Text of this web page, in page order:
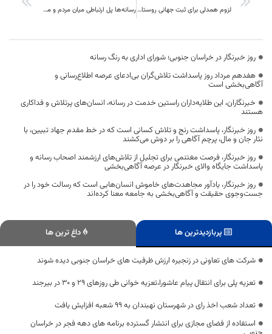
لزوم همدلی برای ثبت جهانی روستای افین رسانه‌ها پل ارتباطی میان مردم و مسئولان هستند
روز خبرنگار در خراسان جنوبی؛ شورای اداری به رنگ رسانه
هفدهم مرداد روز پاسداشت تلاش‌گران بی‌ادعای عرصه اطلاع‌رسانی و
آگاهی‌بخشی است
خبرنگاران، این طلایه‌داران راستین خدمت در رسانه، انسان‌های پرتلاش و فداکاری
هستند
روز خبرنگار، پاسداشت رنج و تلاش کسانی است که در خط مقدم جهاد تبیین، با
نثار جان و مال، پرچم آگاهی را بر دوش می‌کشند
روز خبرنگار، فرصت مغتنمی برای تجلیل از تلاش‌های ارزشمند اصحاب رسانه و
پاسداشت جایگاه والای خبرنگار در عرصه آگاهی‌بخشی
روز خبرنگار، یادآور مجاهدت‌های خاموش انسان‌هایی است که رسالت خود را در
جست‌وجوی حقیقت و آگاهی‌بخشی به جامعه معنا کرده‌اند
پربازدیدترین ها داغ ترین ها
شرکت های تعاونی در زنجیره ارزش ظرفیت های خراسان جنوبی دیده شوند
تعزیه پلی برای انتقال پیام عاشورا،تعزیه خوانی طی روزهای ۲۹ و ۳۰ در بیرجند
تعداد شعب اخذ رای در شهرستان نهبندان به ۹۹ شعبه افزایش یافت
استفاده از فضای مجازی برای انتشار گسترده برنامه های دهه فجر در خراسان